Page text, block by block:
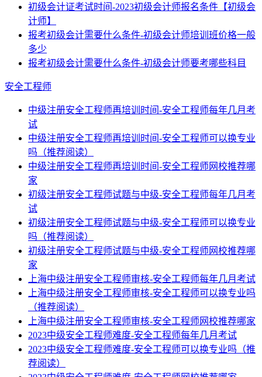
初级会计证考试时间-2023初级会计师报名条件【初级会
计师】
报考初级会计需要什么条件-初级会计师培训班价格一般
多少
报考初级会计需要什么条件-初级会计师要考哪些科目
安全工程师
中级注册安全工程师再培训时间-安全工程师每年几月考
试
中级注册安全工程师再培训时间-安全工程师可以换专业
吗（推荐阅读）
中级注册安全工程师再培训时间-安全工程师网校推荐哪
家
初级注册安全工程师试题与中级-安全工程师每年几月考
试
初级注册安全工程师试题与中级-安全工程师可以换专业
吗（推荐阅读）
初级注册安全工程师试题与中级-安全工程师网校推荐哪
家
上海中级注册安全工程师审核-安全工程师每年几月考试
上海中级注册安全工程师审核-安全工程师可以换专业吗
（推荐阅读）
上海中级注册安全工程师审核-安全工程师网校推荐哪家
2023中级安全工程师难度-安全工程师每年几月考试
2023中级安全工程师难度-安全工程师可以换专业吗（推
荐阅读）